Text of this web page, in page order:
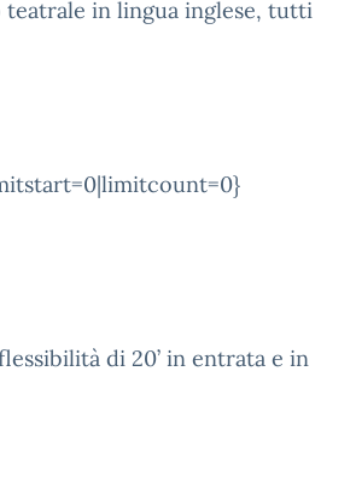
in lingua inglese, tutti
di 20’ in entrata e in